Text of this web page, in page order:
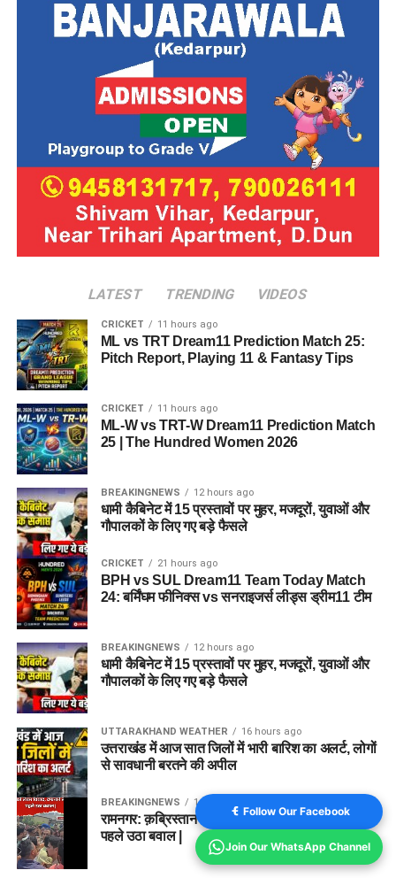
LATEST TRENDING VIDEOS
CRICKET 11 hours ago
ML vs TRT Dream11 Prediction Match 25:
Pitch Report, Playing 11 & Fantasy Tips
CRICKET 11 hours ago
ML-W vs TRT-W Dream11 Prediction Match
25 | The Hundred Women 2026
BREAKINGNEWS 12 hours ago
धामी कैबिनेट में 15 प्रस्तावों पर मुहर, मजदूरों, युवाओं और
गौपालकों के लिए गए बड़े फैसले
CRICKET 21 hours ago
BPH vs SUL Dream11 Team Today Match
24: बर्मिंघम फीनिक्स vs सनराइजर्स लीड्स ड्रीम11 टीम
BREAKINGNEWS 12 hours ago
धामी कैबिनेट में 15 प्रस्तावों पर मुहर, मजदूरों, युवाओं और
गौपालकों के लिए गए बड़े फैसले
UTTARAKHAND WEATHER 16 hours ago
उत्तराखंड में आज सात जिलों में भारी बारिश का अलर्ट, लोगों
से सावधानी बरतने की अपील
BREAKINGNEWS 1 year ago
रामनगर: क़ब्रिस्तान की ज़मीन को लेकर विवाद, दफनाने से
पहले उठा बवाल |
Follow Our Facebook
Join Our WhatsApp Channel